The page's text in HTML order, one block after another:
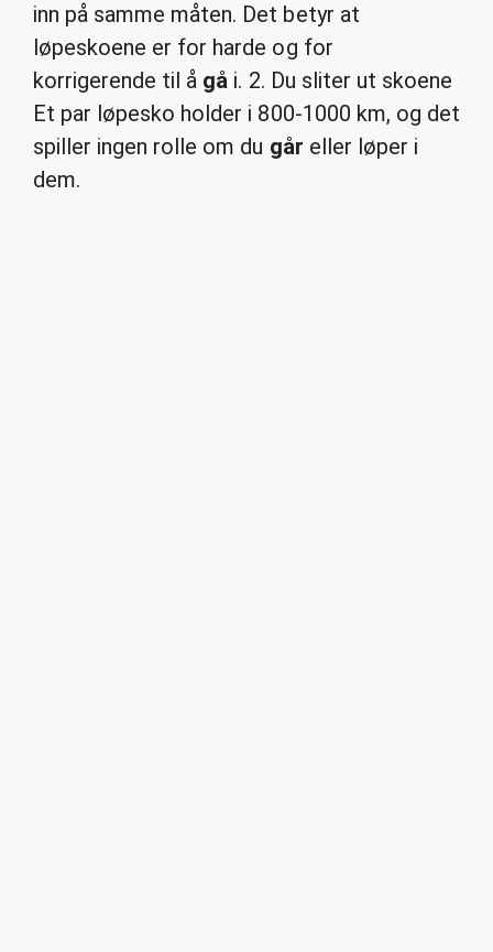
inn på samme måten. Det betyr at
løpeskoene er for harde og for
korrigerende til å gå i. 2. Du sliter ut skoene
Et par løpesko holder i 800-1000 km, og det
spiller ingen rolle om du går eller løper i
dem.